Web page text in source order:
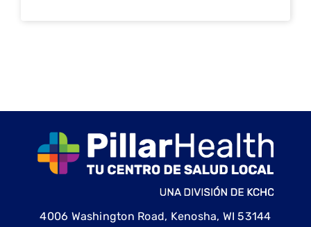
4006 Washington Road, Kenosha, WI 53144